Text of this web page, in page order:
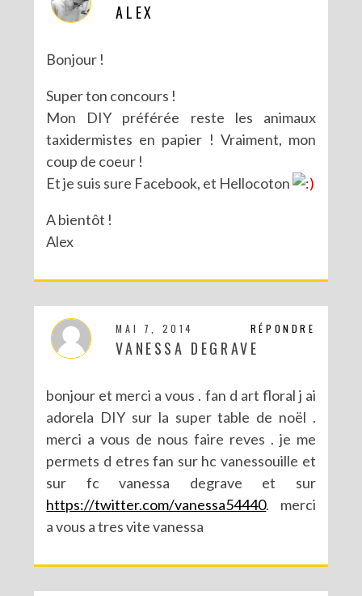
ALEX
Bonjour !
Super ton concours !
Mon DIY préférée reste les animaux
taxidermistes en papier ! Vraiment, mon
coup de coeur !
Et je suis sure Facebook, et Hellocoton
A bientôt !
Alex
RÉPONDRE
MAI 7, 2014
VANESSA DEGRAVE
bonjour et merci a vous . fan d art floral j ai
adorela DIY sur la super table de noël .
merci a vous de nous faire reves . je me
permets d etres fan sur hc vanessouille et
sur fc vanessa degrave et sur
https://twitter.com/vanessa54440. merci
a vous a tres vite vanessa